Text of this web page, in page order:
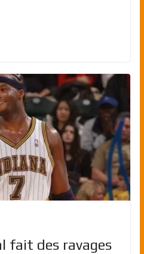
fait des ravages